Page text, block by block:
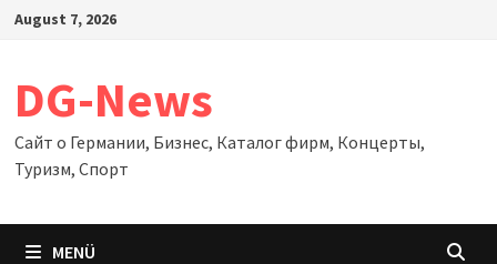
Zum
August 7, 2026
DG-News
Сайт о Германии, Бизнес, Каталог фирм, Концерты,
Туризм, Спорт
MENÜ